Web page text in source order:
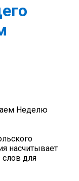
Неделю
насчитывает
слов для